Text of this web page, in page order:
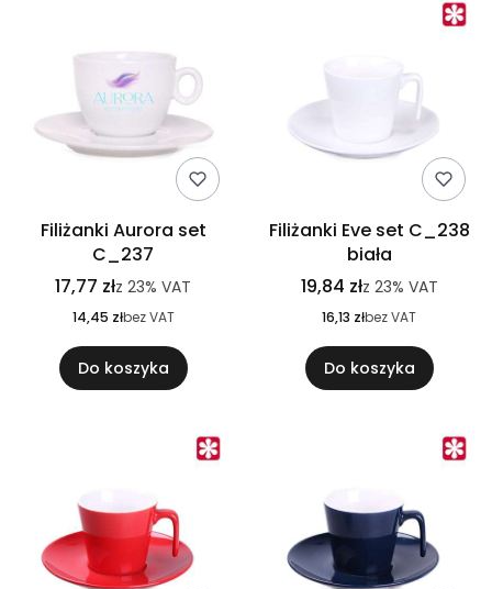
Filiżanki Aurora set
C_237
17,77 złz 23% VAT
14,45 złbez VAT
Do koszyka
Filiżanki Eve set C_238
biała
19,84 złz 23% VAT
16,13 złbez VAT
Do koszyka